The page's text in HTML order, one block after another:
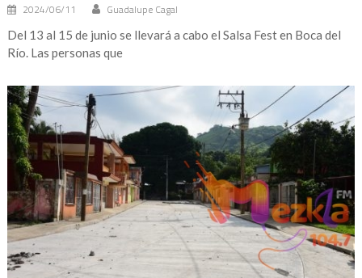
2024/06/11 Guadalupe Cagal
Del 13 al 15 de junio se llevará a cabo el Salsa Fest en Boca del
Río. Las personas que